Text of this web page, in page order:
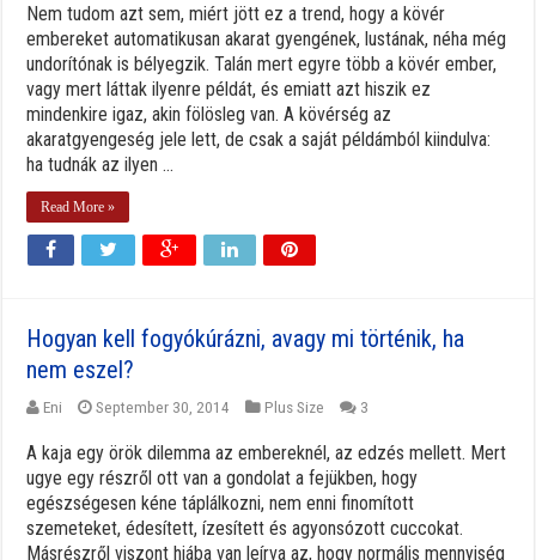
Nem tudom azt sem, miért jött ez a trend, hogy a kövér
embereket automatikusan akarat gyengének, lustának, néha még
undorítónak is bélyegzik. Talán mert egyre több a kövér ember,
vagy mert láttak ilyenre példát, és emiatt azt hiszik ez
mindenkire igaz, akin fölösleg van. A kövérség az
akaratgyengeség jele lett, de csak a saját példámból kiindulva:
ha tudnák az ilyen ...
Read More »
Hogyan kell fogyókúrázni, avagy mi történik, ha
nem eszel?
Eni September 30, 2014 Plus Size 3
A kaja egy örök dilemma az embereknél, az edzés mellett. Mert
ugye egy részről ott van a gondolat a fejükben, hogy
egészségesen kéne táplálkozni, nem enni finomított
szemeteket, édesített, ízesített és agyonsózott cuccokat.
Másrészről viszont hiába van leírva az, hogy normális mennyiség